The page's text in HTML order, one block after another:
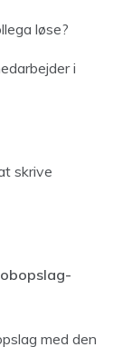
løse?
i
skrive
med den